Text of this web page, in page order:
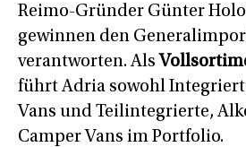
Reimo-Gründer Günter
gewinnen den
verantworten. Als
führt Adria sowohl
Vans und Teilintegrierte,
Camper Vans im Portfolio.